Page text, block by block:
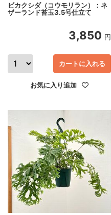
ビカクシダ（コウモリラン）：ネ
ザーランド苔玉3.5号仕立て
3,850 円
カートに入れる
お気に入り追加